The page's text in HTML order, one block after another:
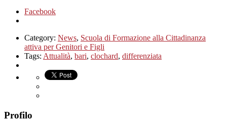
Facebook
Category: News, Scuola di Formazione alla Cittadinanza
attiva per Genitori e Figli
Tags: Attualità, bari, clochard, differenziata
Profilo